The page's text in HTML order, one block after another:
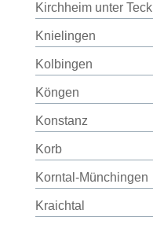
Kirchheim unter Teck
Knielingen
Kolbingen
Köngen
Konstanz
Korb
Korntal-Münchingen
Kraichtal